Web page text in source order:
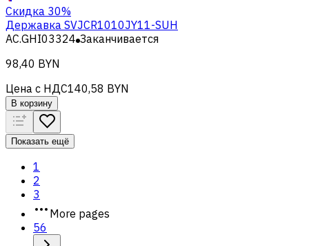
Скидка 30%
Державка SVJCR1010JY11-SUH
AC.GHI03324 Заканчивается
98,40 BYN
Цена с НДС140,58 BYN
В корзину
Показать ещё
1
2
3
More pages
56